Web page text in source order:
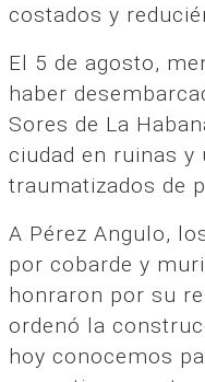
costados y
El 5 de agosto,
haber
Sores de La
ciudad en ruinas y
traumatizados de
A Pérez Angulo,
por cobarde y
honraron por su
ordenó la
hoy conocemos